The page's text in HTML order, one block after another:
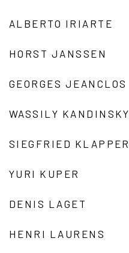
ALBERTO IRIARTE
HORST JANSSEN
GEORGES JEANCLOS
WASSILY KANDINSKY
SIEGFRIED KLAPPER
YURI KUPER
DENIS LAGET
HENRI LAURENS